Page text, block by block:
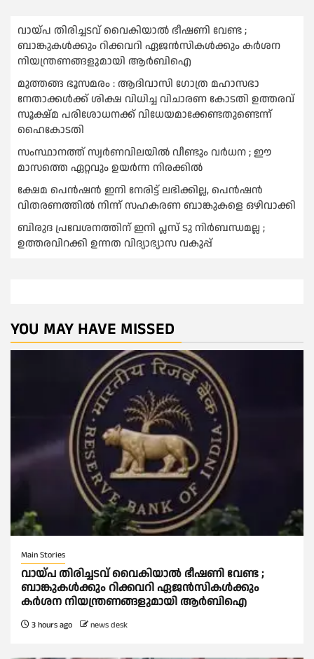
വായ്പ തിരിച്ചടവ് വൈകിയാല്‍ ഭീഷണി വേണ്ട ;
ബാങ്കുകള്‍ക്കും റിക്കവറി ഏജൻസികള്‍ക്കും കര്‍ശന
നിയന്ത്രണങ്ങളുമായി ആര്‍ബിഐ
മുത്തങ്ങ ഭൂസമരം : ആദിവാസി ഗോത്ര മഹാസഭാ
നേതാക്കള്‍ക്ക് ശിക്ഷ വിധിച്ച വിചാരണ കോടതി ഉത്തരവ്
സൂക്ഷ്മ പരിശോധനക്ക് വിധേയമാക്കേണ്ടതുണ്ടെന്ന്
ഹൈകോടതി
സംസ്ഥാനത്ത് സ്വര്‍ണവിലയില്‍ വീണ്ടും വര്‍ധന ; ഈ
മാസത്തെ ഏറ്റവും ഉയര്‍ന്ന നിരക്കില്‍
ക്ഷേമ പെൻഷൻ ഇനി നേരിട്ട് ലഭിക്കില്ല, പെൻഷൻ
വിതരണത്തില്‍ നിന്ന് സഹകരണ ബാങ്കുകളെ ഒഴിവാക്കി
ബിരുദ പ്രവേശനത്തിന് ഇനി പ്ലസ് ടു നിര്‍ബന്ധമല്ല ;
ഉത്തരവിറക്കി ഉന്നത വിദ്യാഭ്യാസ വകുപ്പ്
YOU MAY HAVE MISSED
Main Stories
വായ്പ തിരിച്ചടവ് വൈകിയാല്‍ ഭീഷണി വേണ്ട ;
ബാങ്കുകള്‍ക്കും റിക്കവറി ഏജൻസികള്‍ക്കും
കര്‍ശന നിയന്ത്രണങ്ങളുമായി ആര്‍ബിഐ
3 hours ago news desk